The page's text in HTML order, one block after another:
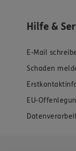
Hilfe &
E-Mail
Schaden
EU-